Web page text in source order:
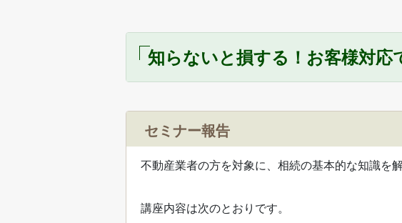
知らないと損する！お客様対応
セミナー報告
不動産業者の方を対象に、相続の基本的な知識を
講座内容は次のとおりです。